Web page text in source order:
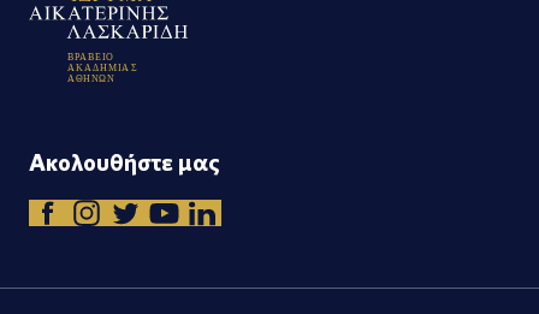
ΒΡΑΒΕΙΟ
ΑΚΑΔΗΜΙΑ Σ
ΑΘΗΝΩΝ
Ακολουθήστε μας